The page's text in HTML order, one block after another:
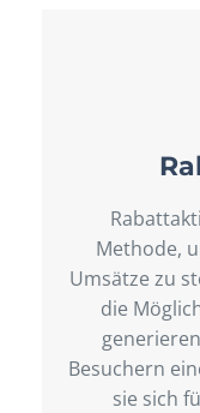
Methode,
Umsätze zu
die
Besuchern
sie sich